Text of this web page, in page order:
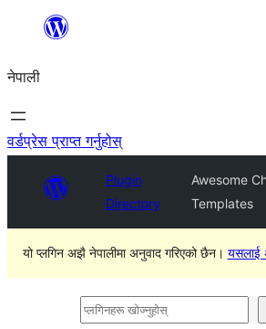
सामग्रीमा
नेपाली
वर्डप्रेस प्राप्त गर्नुहोस्
Plugin
Directory
Awesome
Templates
यो प्लगिन अझै नेपालीमा अनुवाद गरिएको छैन। यसलाई
प्लगिनहरू